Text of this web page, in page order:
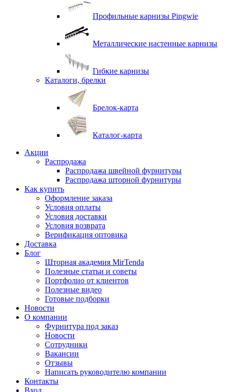
Профильные карнизы Pingwie
Металлические настенные карнизы
Гибкие карнизы
Каталоги, брелки
Брелок-карта
Каталог-карта
Акции
Распродажа
Распродажа швейной фурнитуры
Распродажа шторной фурнитуры
Как купить
Оформление заказа
Условия оплаты
Условия доставки
Условия возврата
Верификация оптовика
Доставка
Блог
Шторная академия MirTenda
Полезные статьи и советы
Портфолио от клиентов
Полезные видео
Готовые подборки
Новости
О компании
Фурнитура под заказ
Новости
Сотрудники
Вакансии
Отзывы
Написать руководителю компании
Контакты
Вход